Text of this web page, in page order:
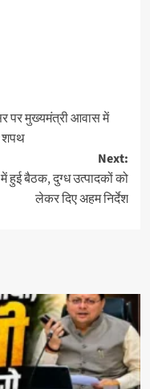
पर मुख्यमंत्री आवास में
शपथ
Next:
हुई बैठक, दुग्ध उत्पादकों को
लेकर दिए अहम निर्देश